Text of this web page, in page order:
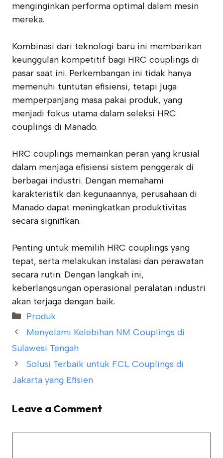
menginginkan performa optimal dalam mesin
mereka.
Kombinasi dari teknologi baru ini memberikan
keunggulan kompetitif bagi HRC couplings di
pasar saat ini. Perkembangan ini tidak hanya
memenuhi tuntutan efisiensi, tetapi juga
memperpanjang masa pakai produk, yang
menjadi fokus utama dalam seleksi HRC
couplings di Manado.
HRC couplings memainkan peran yang krusial
dalam menjaga efisiensi sistem penggerak di
berbagai industri. Dengan memahami
karakteristik dan kegunaannya, perusahaan di
Manado dapat meningkatkan produktivitas
secara signifikan.
Penting untuk memilih HRC couplings yang
tepat, serta melakukan instalasi dan perawatan
secara rutin. Dengan langkah ini,
keberlangsungan operasional peralatan industri
akan terjaga dengan baik.
Categories
Produk
Menyelami Kelebihan NM Couplings di
Sulawesi Tengah
Solusi Terbaik untuk FCL Couplings di
Jakarta yang Efisien
Leave a Comment